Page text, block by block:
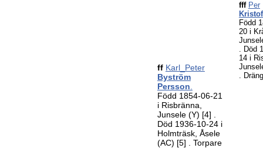
ff Karl_Peter
Byström
Persson
Född 1854-06-21
i Risbränna,
Junsele (Y) [4]
Död 1936-10-24 i
Holmträsk, Åsele
(AC) [5] . Torpare
fff Per
Född
20 i
. Död
14 i
. Dräng